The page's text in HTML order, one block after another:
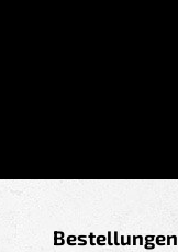
Bestellungen